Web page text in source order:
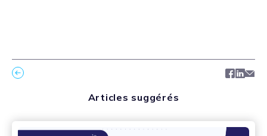
Articles suggérés